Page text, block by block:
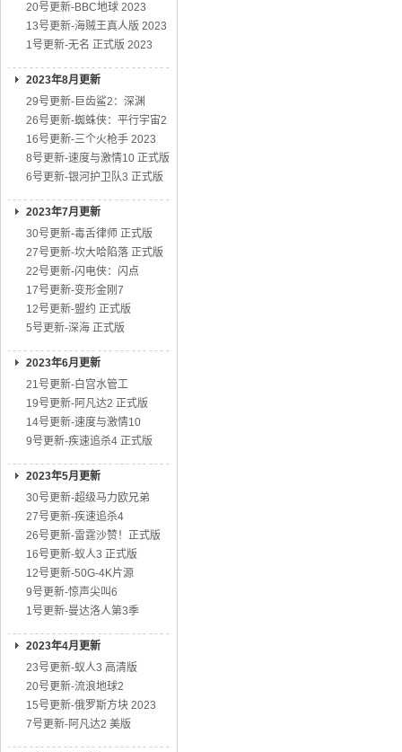
20号更新-BBC地球 2023
13号更新-海贼王真人版 2023
1号更新-无名 正式版 2023
2023年8月更新
29号更新-巨齿鲨2：深渊
26号更新-蜘蛛侠：平行宇宙2
16号更新-三个火枪手 2023
8号更新-速度与激情10 正式版
6号更新-银河护卫队3 正式版
2023年7月更新
30号更新-毒舌律师 正式版
27号更新-坎大哈陷落 正式版
22号更新-闪电侠：闪点
17号更新-变形金刚7
12号更新-盟约 正式版
5号更新-深海 正式版
2023年6月更新
21号更新-白宫水管工
19号更新-阿凡达2 正式版
14号更新-速度与激情10
9号更新-疾速追杀4 正式版
2023年5月更新
30号更新-超级马力欧兄弟
27号更新-疾速追杀4
26号更新-雷霆沙赞！正式版
16号更新-蚁人3 正式版
12号更新-50G-4K片源
9号更新-惊声尖叫6
1号更新-曼达洛人第3季
2023年4月更新
23号更新-蚁人3 高清版
20号更新-流浪地球2
15号更新-俄罗斯方块 2023
7号更新-阿凡达2 美版